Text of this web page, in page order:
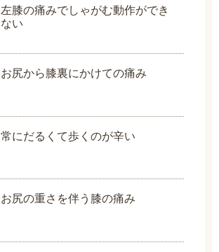
左膝の痛みでしゃがむ動作ができ
ない
お尻から膝裏にかけての痛み
常にだるくて歩くのが辛い
お尻の重さを伴う膝の痛み